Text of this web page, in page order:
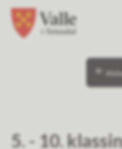
Valle kommune
5. - 10.